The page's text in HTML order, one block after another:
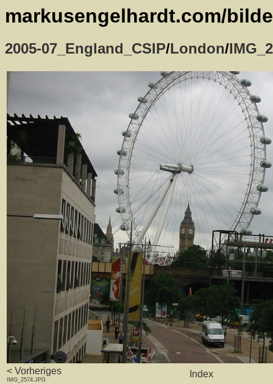
markusengelhardt.com/
2005-07_England_CSIP/London/
< Vorheriges
IMG_2574.JPG
Index